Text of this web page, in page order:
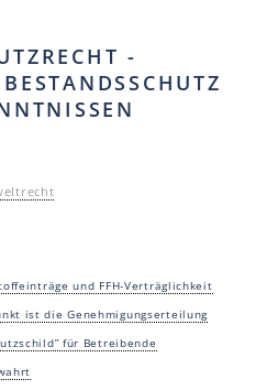
-
und FFH-Verträglichkeit
ist die Genehmigungserteilung
für Betreibende